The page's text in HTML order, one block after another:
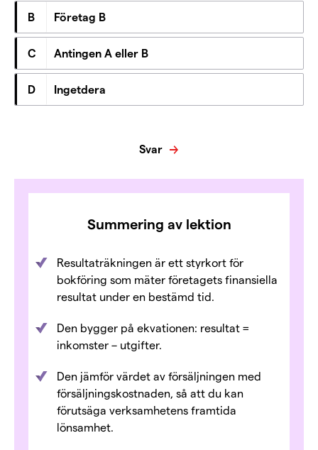
B Företag B
C Antingen A eller B
D Ingetdera
Svar
Summering av lektion
Resultaträkningen är ett styrkort för
bokföring som mäter företagets finansiella
resultat under en bestämd tid.
Den bygger på ekvationen: resultat =
inkomster – utgifter.
Den jämför värdet av försäljningen med
försäljningskostnaden, så att du kan
förutsäga verksamhetens framtida
lönsamhet.